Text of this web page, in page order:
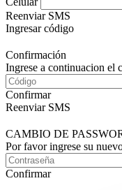
Reenviar SMS
Ingresar código
Confirmación
Ingrese a continuacion el
Confirmar
Reenviar SMS
CAMBIO DE
Por favor ingrese su
Confirmar